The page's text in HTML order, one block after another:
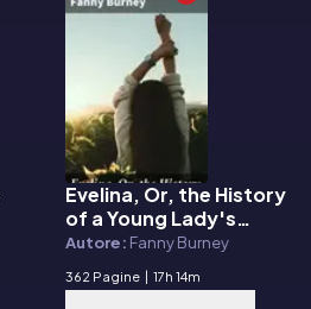
E-book
Evelina, Or, the History
of a Young Lady's
Entrance into the
Autore: Fanny Burney
362 Pagine | 17h 14m